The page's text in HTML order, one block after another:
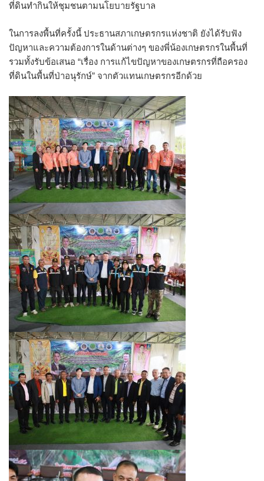
ที่ดินทำกินให้ชุมชนตามนโยบายรัฐบาล
ในการลงพื้นที่ครั้งนี้ ประธานสภาเกษตรกรแห่งชาติ ยังได้รับฟัง
ปัญหาและความต้องการในด้านต่างๆ ของพี่น้องเกษตรกรในพื้นที่
รวมทั้งรับข้อเสนอ “เรื่อง การแก้ไขปัญหาของเกษตรกรที่ถือครอง
ที่ดินในพื้นที่ป่าอนุรักษ์” จากตัวแทนเกษตรกรอีกด้วย